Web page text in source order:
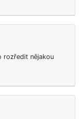
rozředit nějakou